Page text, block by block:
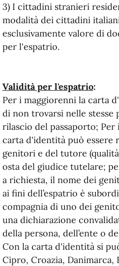
3) I cittadini stranieri
modalità dei cittadini
esclusivamente valore di
per l'espatrio.
Validità per l'espatrio:
Per i maggiorenni la carta
di non trovarsi nelle
rilascio del passaporto;
carta d'identità può essere
genitori e del tutore
osta del giudice tutelare;
a richiesta, il nome dei
ai fini dell’espatrio è
compagnia di uno dei
una dichiarazione
della persona, dell’ente o
Con la carta d'identità si
Cipro, Croazia, Danimarca,